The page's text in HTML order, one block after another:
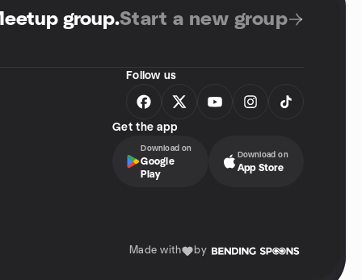
group.Start a new group
Follow us
Get the app
Download on
Google
Play
Download on
App Store
Made with by